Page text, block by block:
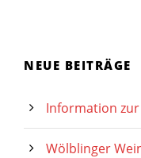
NEUE BEITRÄGE
Information
Wölblinger